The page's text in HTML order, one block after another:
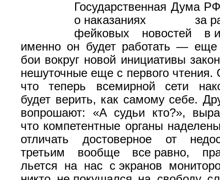
Государственная Дума
о наказаниях за
фейковых новостей в
именно он будет работать — еще
бои вокруг новой инициативы
нешуточные еще с первого чтения.
что теперь всемирной сети
будет верить, как самому себе.
вопрошают: «А судьи кто?»,
что компетентные органы
отличать достоверное от
третьим вообще все равно,
льется на нас с экранов